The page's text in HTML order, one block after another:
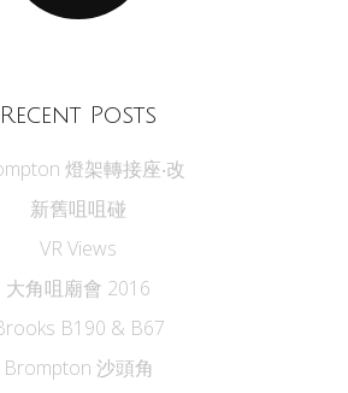
Recent Posts
燈架轉接座‧改
新舊咀咀碰
VR Views
大角咀廟會 2016
B190 & B67
Brompton 沙頭角